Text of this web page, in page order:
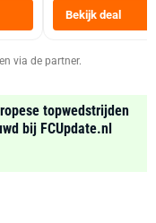
Heteluchtfriteuse
Zwart
Bekijk deal
via de partner.
topwedstrijden
bij FCUpdate.nl